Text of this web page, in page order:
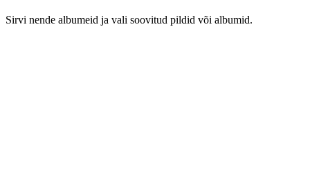
Sirvi nende albumeid ja vali soovitud pildid või albumid.